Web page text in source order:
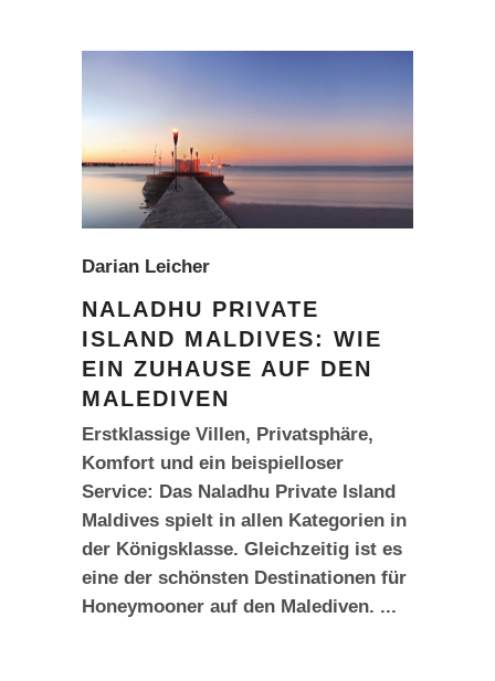
Darian Leicher
NALADHU PRIVATE
ISLAND MALDIVES: WIE
EIN ZUHAUSE AUF DEN
MALEDIVEN
Erstklassige Villen, Privatsphäre,
Komfort und ein beispielloser
Service: Das Naladhu Private Island
Maldives spielt in allen Kategorien in
der Königsklasse. Gleichzeitig ist es
eine der schönsten Destinationen für
Honeymooner auf den Malediven.